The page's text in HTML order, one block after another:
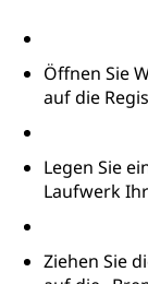
Öffnen Sie
auf die
Legen Sie
Laufwerk
Ziehen Sie